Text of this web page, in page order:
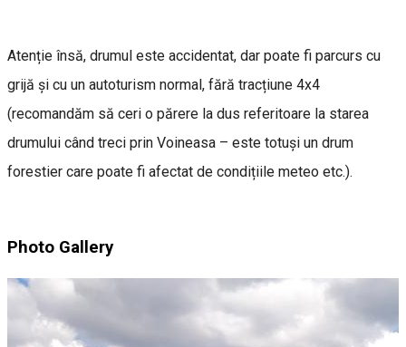
Atenție însă, drumul este accidentat, dar poate fi parcurs cu
grijă și cu un autoturism normal, fără tracțiune 4x4
(recomandăm să ceri o părere la dus referitoare la starea
drumului când treci prin Voineasa – este totuși un drum
forestier care poate fi afectat de condițiile meteo etc.).
Photo Gallery